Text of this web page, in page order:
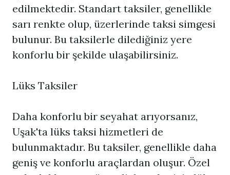
edilmektedir. Standart taksiler, genellikle
sarı renkte olup, üzerlerinde taksi simgesi
bulunur. Bu taksilerle dilediğiniz yere
konforlu bir şekilde ulaşabilirsiniz.
Lüks Taksiler
Daha konforlu bir seyahat arıyorsanız,
Uşak'ta lüks taksi hizmetleri de
bulunmaktadır. Bu taksiler, genellikle daha
geniş ve konforlu araçlardan oluşur. Özel